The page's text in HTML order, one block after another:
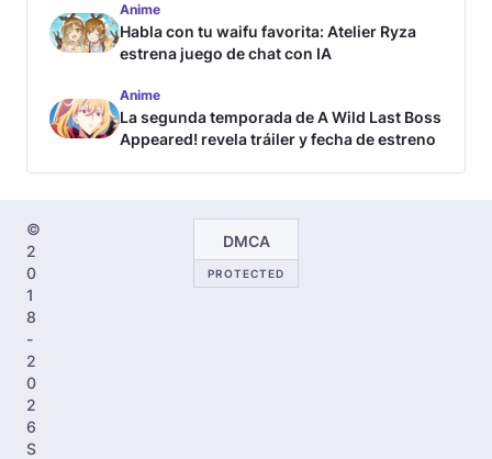
Anime
Habla con tu waifu favorita: Atelier Ryza
estrena juego de chat con IA
Anime
La segunda temporada de A Wild Last Boss
Appeared! revela tráiler y fecha de estreno
©
2
0
1
8
-
2
0
2
6
S
DMCA
PROTECTED